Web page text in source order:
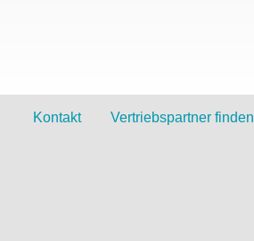
Kontakt Vertriebspartner finden